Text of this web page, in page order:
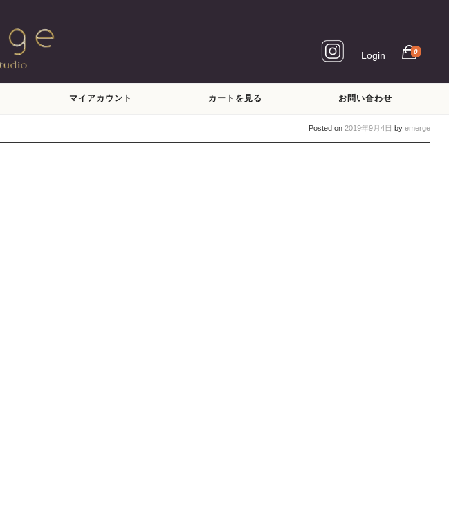
Login 0
マイアカウント カートを見る お問い合わせ
Posted on2019年9月4日 byemerge